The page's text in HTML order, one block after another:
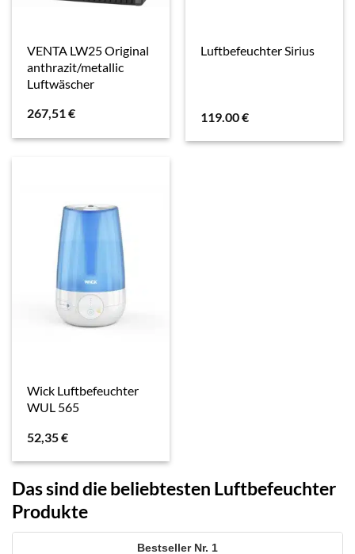
VENTA LW25 Original
anthrazit/metallic
Luftwäscher
267,51€
Luftbefeuchter Sirius
119.00€
Wick Luftbefeuchter
WUL 565
52,35€
Das sind die beliebtesten Luftbefeuchter
Produkte
1